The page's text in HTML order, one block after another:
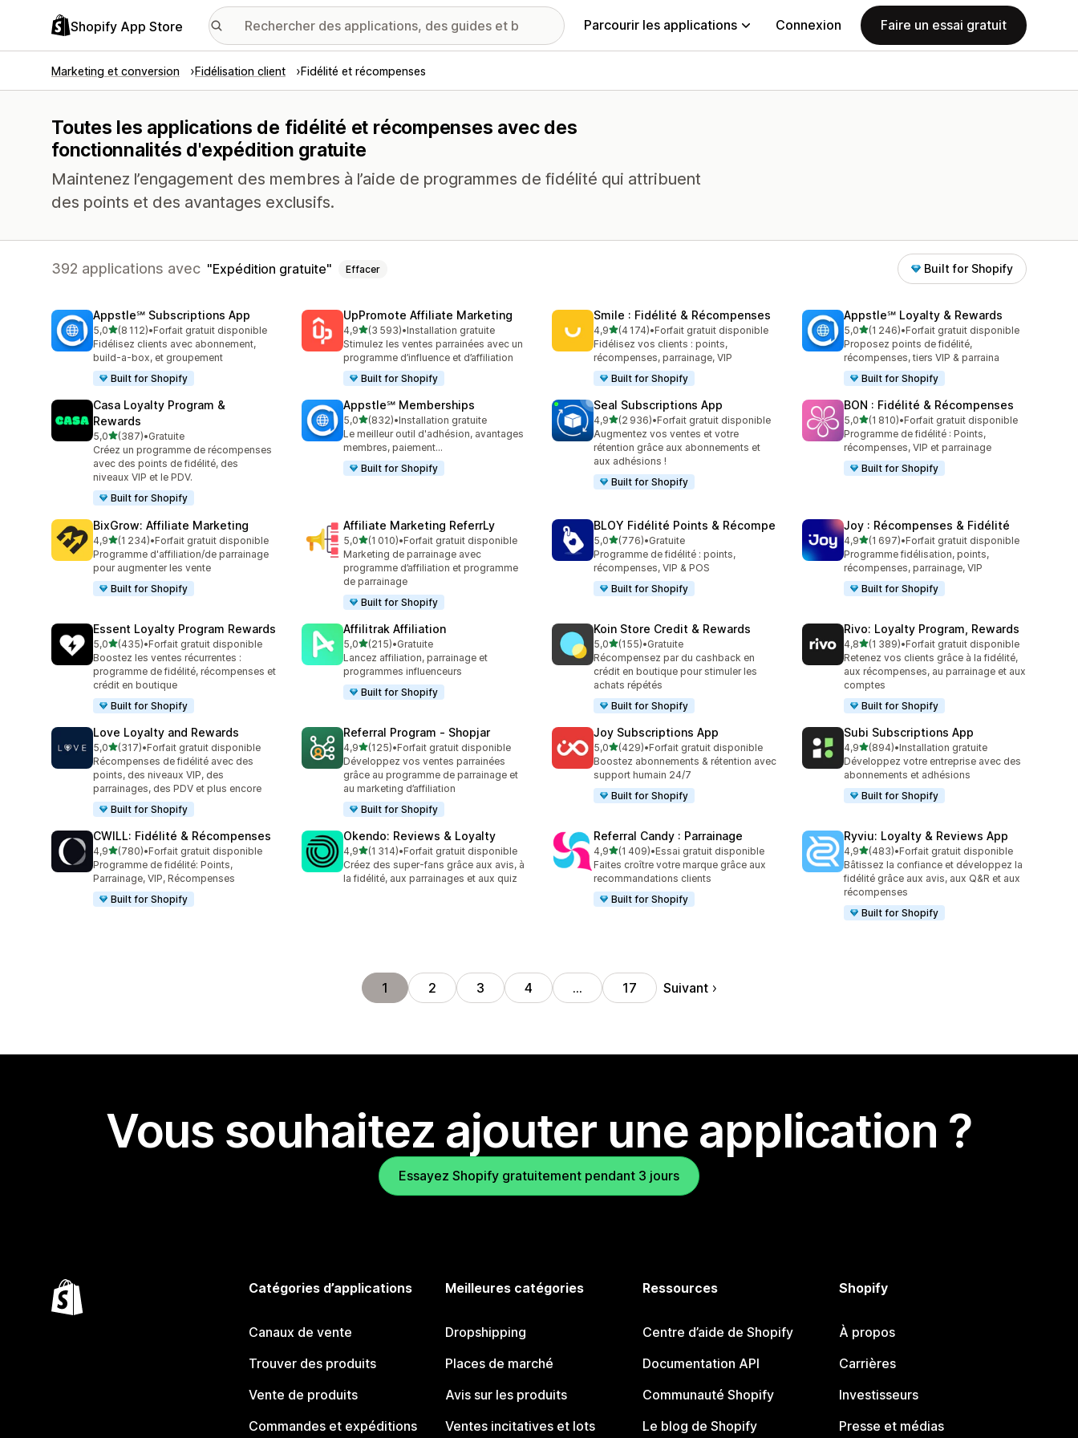
Shopify App Store Parcourir les applications Connexion Faire un essai gratuit
Marketing et conversion Fidélisation client Fidélité et récompenses
Toutes les applications de fidélité et récompenses avec des
fonctionnalités d'expédition gratuite
Maintenez l’engagement des membres à l’aide de programmes de fidélité qui attribuent
des points et des avantages exclusifs.
392 applications avec Expédition gratuite Effacer Built for Shopify
Appstle℠ Subscriptions App
5,0étoile(s) sur 5
(8 112)
8112 avis au total
•Forfait gratuit disponible
Fidélisez clients avec abonnement,
build-a-box, et groupement
Built for Shopify
UpPromote Affiliate Marketing
4,9étoile(s) sur 5
(3 593)
3593 avis au total
•Installation gratuite
Stimulez les ventes parrainées avec un
programme d’influence et d’affiliation
Built for Shopify
Smile : Fidélité & Récompenses
4,9étoile(s) sur 5
(4 174)
4174 avis au total
•Forfait gratuit disponible
Fidélisez vos clients : points,
récompenses, parrainage, VIP
Built for Shopify
Appstle℠ Loyalty & Rewards
5,0étoile(s) sur 5
(1 246)
1246 avis au total
•Forfait gratuit disponible
Proposez points de fidélité,
récompenses, tiers VIP & parraina
Built for Shopify
Casa Loyalty Program &
Rewards
5,0étoile(s) sur 5
(387)
387 avis au total
•Gratuite
Créez un programme de récompenses
avec des points de fidélité, des
niveaux VIP et le PDV.
Built for Shopify
Appstle℠ Memberships
5,0étoile(s) sur 5
(832)
832 avis au total
•Installation gratuite
Le meilleur outil d'adhésion, avantages
membres, paiement...
Built for Shopify
Seal Subscriptions App
4,9étoile(s) sur 5
(2 936)
2936 avis au total
•Forfait gratuit disponible
Augmentez vos ventes et votre
rétention grâce aux abonnements et
aux adhésions !
Built for Shopify
BON : Fidélité & Récompenses
5,0étoile(s) sur 5
(1 810)
1810 avis au total
•Forfait gratuit disponible
Programme de fidélité : Points,
récompenses, VIP et parrainage
Built for Shopify
BixGrow: Affiliate Marketing
4,9étoile(s) sur 5
(1 234)
1234 avis au total
•Forfait gratuit disponible
Programme d'affiliation/de parrainage
pour augmenter les vente
Built for Shopify
Affiliate Marketing ReferrLy
5,0étoile(s) sur 5
(1 010)
1010 avis au total
•Forfait gratuit disponible
Marketing de parrainage avec
programme d’affiliation et programme
de parrainage
Built for Shopify
BLOY Fidélité Points & Récompe
5,0étoile(s) sur 5
(776)
776 avis au total
•Gratuite
Programme de fidélité : points,
récompenses, VIP & POS
Built for Shopify
Joy : Récompenses & Fidélité
4,9étoile(s) sur 5
(1 697)
1697 avis au total
•Forfait gratuit disponible
Programme fidélisation, points,
récompenses, parrainage, VIP
Built for Shopify
Essent Loyalty Program Rewards
5,0étoile(s) sur 5
(435)
435 avis au total
•Forfait gratuit disponible
Boostez les ventes récurrentes :
programme de fidélité, récompenses et
crédit en boutique
Built for Shopify
Affilitrak Affiliation
5,0étoile(s) sur 5
(215)
215 avis au total
•Gratuite
Lancez affiliation, parrainage et
programmes influenceurs
Built for Shopify
Koin Store Credit & Rewards
5,0étoile(s) sur 5
(155)
155 avis au total
•Gratuite
Récompensez par du cashback en
crédit en boutique pour stimuler les
achats répétés
Built for Shopify
Rivo: Loyalty Program, Rewards
4,8étoile(s) sur 5
(1 389)
1389 avis au total
•Forfait gratuit disponible
Retenez vos clients grâce à la fidélité,
aux récompenses, au parrainage et aux
comptes
Built for Shopify
Love Loyalty and Rewards
5,0étoile(s) sur 5
(317)
317 avis au total
•Forfait gratuit disponible
Récompenses de fidélité avec des
points, des niveaux VIP, des
parrainages, des PDV et plus encore
Built for Shopify
Referral Program ‑ Shopjar
4,9étoile(s) sur 5
(125)
125 avis au total
•Forfait gratuit disponible
Développez vos ventes parrainées
grâce au programme de parrainage et
au marketing d’affiliation
Built for Shopify
Joy Subscriptions App
5,0étoile(s) sur 5
(429)
429 avis au total
•Forfait gratuit disponible
Boostez abonnements & rétention avec
support humain 24/7
Built for Shopify
Subi Subscriptions App
4,9étoile(s) sur 5
(894)
894 avis au total
•Installation gratuite
Développez votre entreprise avec des
abonnements et adhésions
Built for Shopify
CWILL: Fidélité & Récompenses
4,9étoile(s) sur 5
(780)
780 avis au total
•Forfait gratuit disponible
Programme de fidélité: Points,
Parrainage, VIP, Récompenses
Built for Shopify
Okendo: Reviews & Loyalty
4,9étoile(s) sur 5
(1 314)
1314 avis au total
•Forfait gratuit disponible
Créez des super-fans grâce aux avis, à
la fidélité, aux parrainages et aux quiz
Referral Candy : Parrainage
4,9étoile(s) sur 5
(1 409)
1409 avis au total
•Essai gratuit disponible
Faites croître votre marque grâce aux
recommandations clients
Built for Shopify
Ryviu: Loyalty & Reviews App
4,9étoile(s) sur 5
(483)
483 avis au total
•Forfait gratuit disponible
Bâtissez la confiance et développez la
fidélité grâce aux avis, aux Q&R et aux
récompenses
Built for Shopify
1 2 3 4 … 17 Suivant
Vous souhaitez ajouter une application ?
Essayez Shopify gratuitement pendant 3 jours
Catégories d’applications
Canaux de vente
Trouver des produits
Vente de produits
Commandes et expéditions
Meilleures catégories
Dropshipping
Places de marché
Avis sur les produits
Ventes incitatives et lots
Ressources
Centre d’aide de Shopify
Documentation API
Communauté Shopify
Le blog de Shopify
Shopify
À propos
Carrières
Investisseurs
Presse et médias